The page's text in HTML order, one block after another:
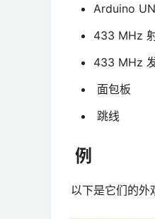
Arduino
433 MHz
433 MHz
面包板
跳线
例
以下是它们的外